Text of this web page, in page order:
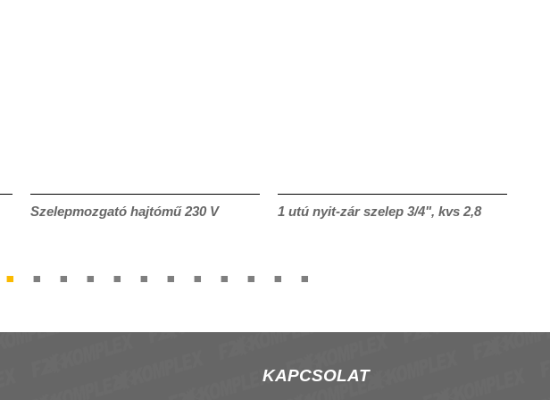
Szelepmozgató hajtómű 230 V 1 utú nyit-zár szelep 3/4", kvs 2,8
KAPCSOLAT